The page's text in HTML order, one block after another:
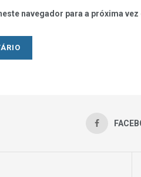
navegador para a próxima vez